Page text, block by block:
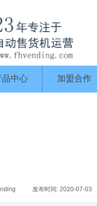
品中心 加盟合作
发布时间: 2020-07-03